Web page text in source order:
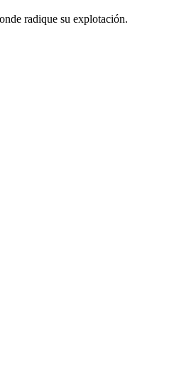
radique su explotación.